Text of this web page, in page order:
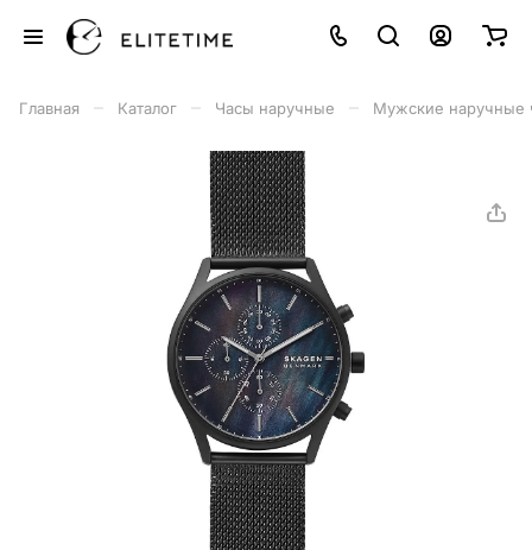
Главная Каталог Часы наручные Мужские наручные